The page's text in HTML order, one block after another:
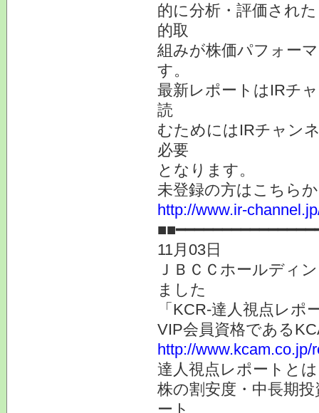
的に分析・評価され
的取
組みが株価パフォー
す。
最新レポートはIRチ
読
むためにはIRチャン
必要
となります。
未登録の方はこちら
http://www.ir-
11月03日
ＪＢＣＣホールディ
ました
「KCR-達人視点レ
VIP会員資格である
http://www.kcam.co.jp/
達人視点レポートと
株の割安度・中長期
ート